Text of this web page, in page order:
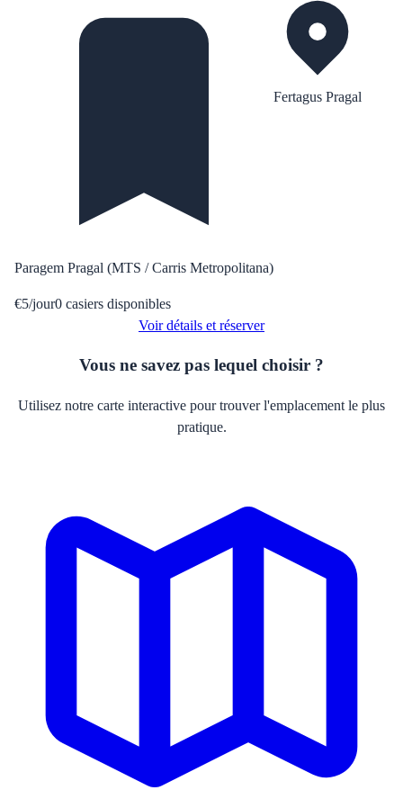
Paragem Pragal (MTS / Carris Metropolitana)
Fertagus Pragal
€5/jour0 casiers disponibles
Voir détails et réserver
Vous ne savez pas lequel choisir ?
Utilisez notre carte interactive pour trouver l'emplacement le plus
pratique.